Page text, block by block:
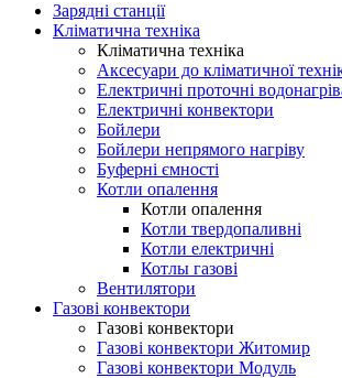
Зарядні станції
Кліматична техніка
Кліматична техніка
Аксесуари до кліматичної
Електричні проточні
Електричні конвектори
Бойлери
Бойлери непрямого нагріву
Буферні ємності
Котли опалення
Котли опалення
Котли твердопаливні
Котли електричні
Котлы газові
Вентилятори
Газові конвектори
Газові конвектори
Газові конвектори Житомир
Газові конвектори Модуль